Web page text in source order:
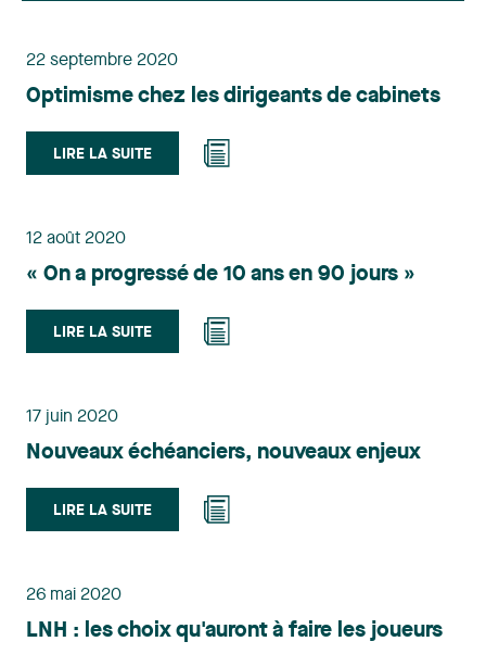
22 septembre 2020
Optimisme chez les dirigeants de cabinets
LIRE LA SUITE
12 août 2020
« On a progressé de 10 ans en 90 jours »
LIRE LA SUITE
17 juin 2020
Nouveaux échéanciers, nouveaux enjeux
LIRE LA SUITE
26 mai 2020
LNH : les choix qu'auront à faire les joueurs